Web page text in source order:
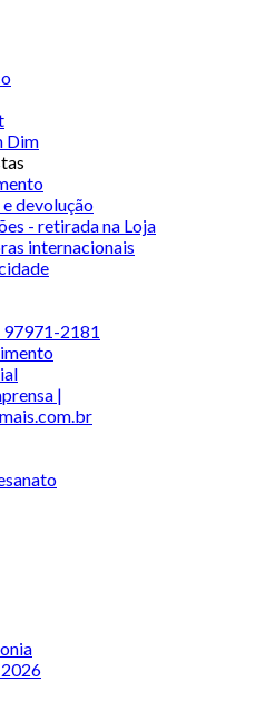
Dim
devolução
- retirada na Loja
internacionais
2181
|